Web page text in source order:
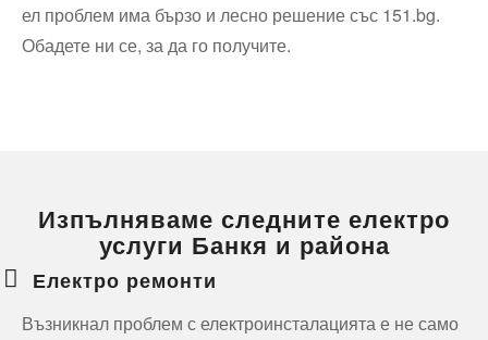
ел проблем има бързо и лесно решение със 151.bg.
Обадете ни се, за да го получите.
Изпълняваме следните електро
услуги Банкя и района
Електро ремонти
Възникнал проблем с електроинсталацията е не само